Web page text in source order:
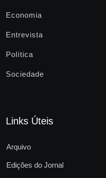
Economia
Entrevista
Política
Sociedade
Links Úteis
Arquivo
Edições do Jornal